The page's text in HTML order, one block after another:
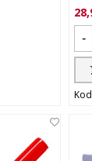
-